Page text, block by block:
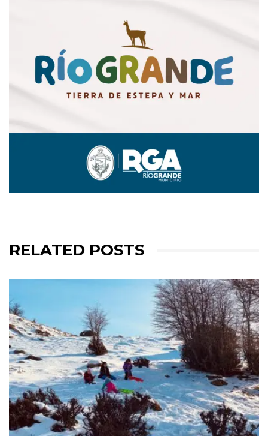
RELATED POSTS